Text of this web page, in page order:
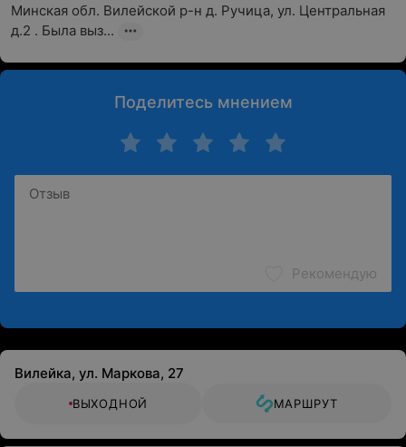
Минская обл. Вилейской р-н д. Ручица, ул. Центральная
д.2 . Была выз...
Поделитесь мнением
Рекомендую
Вилейка, ул. Маркова, 27
ВЫХОДНОЙ МАРШРУТ